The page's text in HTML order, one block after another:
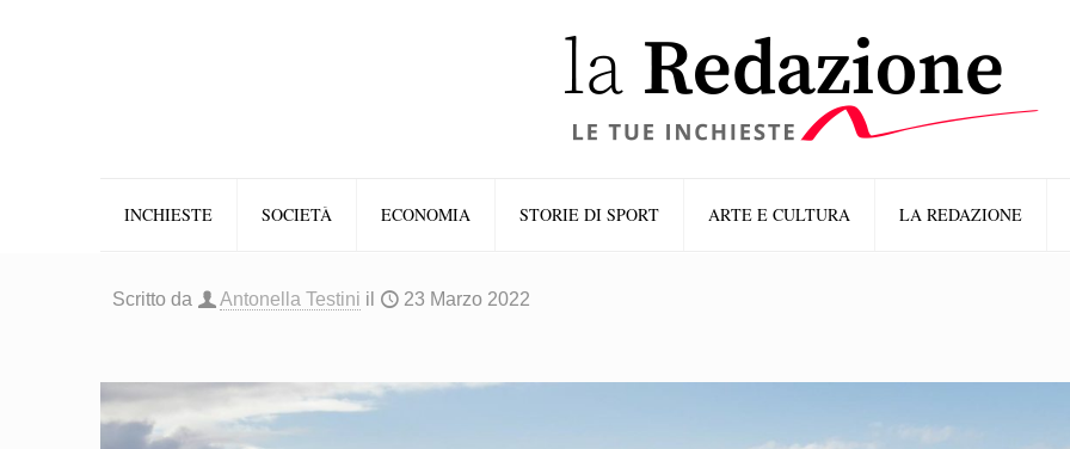
INCHIESTE SOCIETÀ ECONOMIA STORIE DI SPORT ARTE E CULTURA LA REDAZIONE
Scritto da Antonella Testini il 23 Marzo 2022